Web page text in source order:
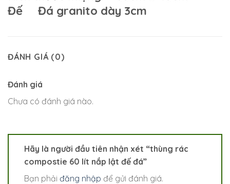
Đế Đá granito dày 3cm
ĐÁNH GIÁ (0)
Đánh giá
Chưa có đánh giá nào.
Hãy là người đầu tiên nhận xét “thùng rác
compostie 60 lít nắp lật đế đá”
Bạn phải đăng nhập để gửi đánh giá.